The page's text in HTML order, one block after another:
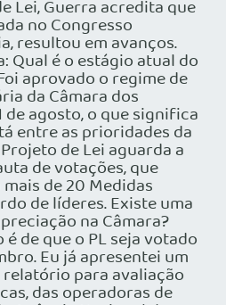
Lei, Guerra acredita que
no Congresso
resultou em avanços.
Qual é o estágio atual do
aprovado o regime de
da Câmara dos
de agosto, o que significa
entre as prioridades da
de Lei aguarda a
de votações, que
de 20 Medidas
de líderes. Existe uma
na Câmara?
de que o PL seja votado
Eu já apresentei um
para avaliação
das operadoras de